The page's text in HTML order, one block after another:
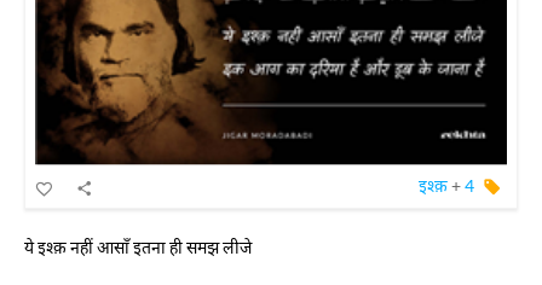
इश्क़+4
ये इश्क़ नहीं आसाँ इतना ही समझ लीजे